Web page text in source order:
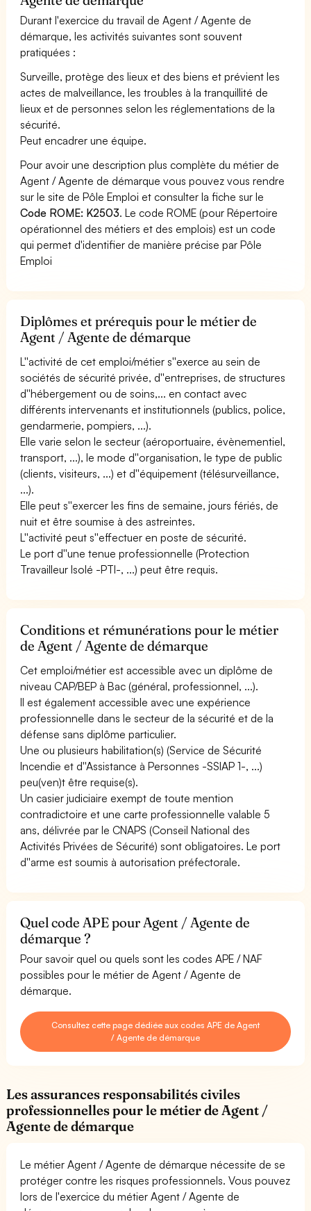
Durant l'exercice du travail de Agent / Agente de
démarque, les activités suivantes sont souvent
pratiquées :
Surveille, protège des lieux et des biens et prévient les
actes de malveillance, les troubles à la tranquillité de
lieux et de personnes selon les réglementations de la
sécurité.
Peut encadrer une équipe.
Pour avoir une description plus complète du métier de
Agent / Agente de démarque vous pouvez vous rendre
sur le site de Pôle Emploi et consulter la fiche sur le
Code ROME: K2503. Le code ROME (pour Répertoire
opérationnel des métiers et des emplois) est un code
qui permet d'identifier de manière précise par Pôle
Emploi
Diplômes et prérequis pour le métier de
Agent / Agente de démarque
L''activité de cet emploi/métier s''exerce au sein de
sociétés de sécurité privée, d''entreprises, de structures
d''hébergement ou de soins,... en contact avec
différents intervenants et institutionnels (publics, police,
gendarmerie, pompiers, ...).
Elle varie selon le secteur (aéroportuaire, évènementiel,
transport, ...), le mode d''organisation, le type de public
(clients, visiteurs, ...) et d''équipement (télésurveillance,
...).
Elle peut s''exercer les fins de semaine, jours fériés, de
nuit et être soumise à des astreintes.
L''activité peut s''effectuer en poste de sécurité.
Le port d''une tenue professionnelle (Protection
Travailleur Isolé -PTI-, ...) peut être requis.
Conditions et rémunérations pour le métier
de Agent / Agente de démarque
Cet emploi/métier est accessible avec un diplôme de
niveau CAP/BEP à Bac (général, professionnel, ...).
Il est également accessible avec une expérience
professionnelle dans le secteur de la sécurité et de la
défense sans diplôme particulier.
Une ou plusieurs habilitation(s) (Service de Sécurité
Incendie et d''Assistance à Personnes -SSIAP 1-, ...)
peu(ven)t être requise(s).
Un casier judiciaire exempt de toute mention
contradictoire et une carte professionnelle valable 5
ans, délivrée par le CNAPS (Conseil National des
Activités Privées de Sécurité) sont obligatoires. Le port
d''arme est soumis à autorisation préfectorale.
Quel code APE pour Agent / Agente de
démarque ?
Pour savoir quel ou quels sont les codes APE / NAF
possibles pour le métier de Agent / Agente de
démarque.
Consultez cette page dédiée aux codes APE de Agent
/ Agente de démarque
Les assurances responsabilités civiles
professionnelles pour le métier de Agent /
Agente de démarque
Le métier Agent / Agente de démarque nécessite de se
protéger contre les risques professionnels. Vous pouvez
lors de l'exercice du métier Agent / Agente de